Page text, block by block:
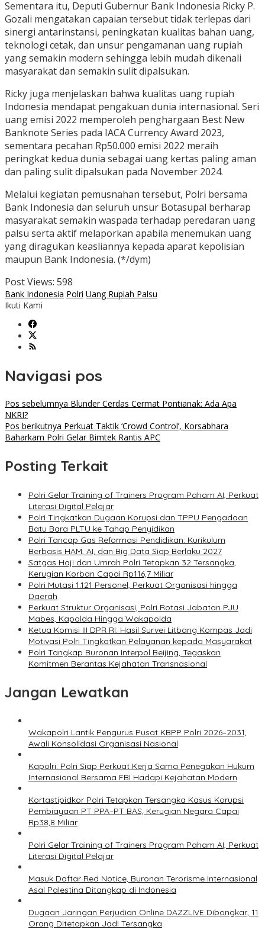
Sementara itu, Deputi Gubernur Bank Indonesia Ricky P.
Gozali mengatakan capaian tersebut tidak terlepas dari
sinergi antarinstansi, peningkatan kualitas bahan uang,
teknologi cetak, dan unsur pengamanan uang rupiah
yang semakin modern sehingga lebih mudah dikenali
masyarakat dan semakin sulit dipalsukan.
Ricky juga menjelaskan bahwa kualitas uang rupiah
Indonesia mendapat pengakuan dunia internasional. Seri
uang emisi 2022 memperoleh penghargaan Best New
Banknote Series pada IACA Currency Award 2023,
sementara pecahan Rp50.000 emisi 2022 meraih
peringkat kedua dunia sebagai uang kertas paling aman
dan paling sulit dipalsukan pada November 2024.
Melalui kegiatan pemusnahan tersebut, Polri bersama
Bank Indonesia dan seluruh unsur Botasupal berharap
masyarakat semakin waspada terhadap peredaran uang
palsu serta aktif melaporkan apabila menemukan uang
yang diragukan keasliannya kepada aparat kepolisian
maupun Bank Indonesia. (*/dym)
Post Views: 598
Bank Indonesia Polri Uang Rupiah Palsu
Ikuti Kami
Navigasi pos
Pos sebelumnya Blunder Cerdas Cermat Pontianak: Ada Apa
NKRI?
Pos berikutnya Perkuat Taktik ‘Crowd Control’, Korsabhara
Baharkam Polri Gelar Bimtek Rantis APC
Posting Terkait
Polri Gelar Training of Trainers Program Paham AI, Perkuat
Literasi Digital Pelajar
Polri Tingkatkan Dugaan Korupsi dan TPPU Pengadaan
Batu Bara PLTU ke Tahap Penyidikan
Polri Tancap Gas Reformasi Pendidikan: Kurikulum
Berbasis HAM, AI, dan Big Data Siap Berlaku 2027
Satgas Haji dan Umrah Polri Tetapkan 32 Tersangka,
Kerugian Korban Capai Rp116,7 Miliar
Polri Mutasi 1.121 Personel, Perkuat Organisasi hingga
Daerah
Perkuat Struktur Organisasi, Polri Rotasi Jabatan PJU
Mabes, Kapolda Hingga Wakapolda
Ketua Komisi III DPR RI: Hasil Survei Litbang Kompas Jadi
Motivasi Polri Tingkatkan Pelayanan kepada Masyarakat
Polri Tangkap Buronan Interpol Beijing, Tegaskan
Komitmen Berantas Kejahatan Transnasional
Jangan Lewatkan
Wakapolri Lantik Pengurus Pusat KBPP Polri 2026–2031,
Awali Konsolidasi Organisasi Nasional
Kapolri: Polri Siap Perkuat Kerja Sama Penegakan Hukum
Internasional Bersama FBI Hadapi Kejahatan Modern
Kortastipidkor Polri Tetapkan Tersangka Kasus Korupsi
Pembiayaan PT PPA–PT BAS, Kerugian Negara Capai
Rp38,8 Miliar
Polri Gelar Training of Trainers Program Paham AI, Perkuat
Literasi Digital Pelajar
Masuk Daftar Red Notice, Buronan Terorisme Internasional
Asal Palestina Ditangkap di Indonesia
Dugaan Jaringan Perjudian Online DAZZLIVE Dibongkar, 11
Orang Ditetapkan Jadi Tersangka